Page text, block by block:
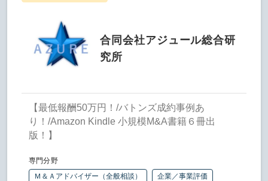
合同会社アジュール総合研
究所
【最低報酬50万円！/バトンズ成約事例あ
り！/Amazon Kindle 小規模M&A書籍６冊出
版！】
専門分野
Ｍ＆Ａアドバイザー（全般相談）
企業／事業評価